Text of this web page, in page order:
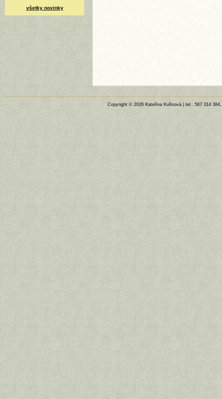
všetky novinky
Copyright © 2026 Kateřina Kuřinová | tel.: 567 314